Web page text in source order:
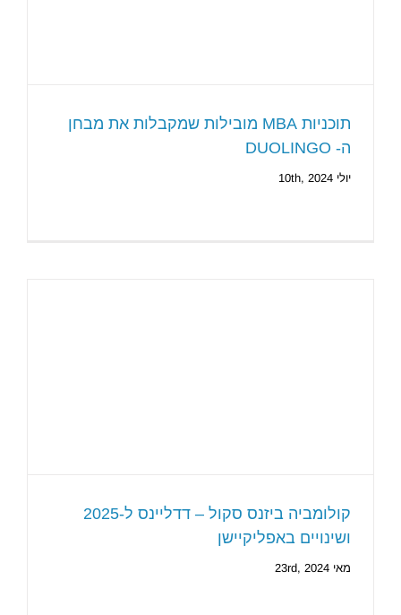
תוכניות MBA מובילות שמקבלות את מבחן
ה- DUOLINGO
יולי 10th, 2024
קולומביה ביזנס סקול – דדליינס ל-2025
ושינויים באפליקיישן
מאי 23rd, 2024